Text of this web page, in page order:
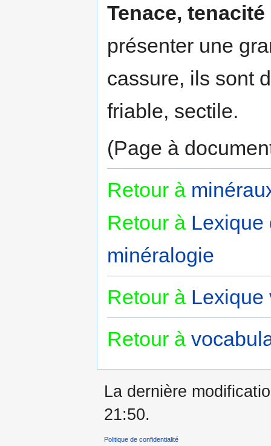
Tenace, tenacité
présenter une
cassure, ils sont
friable, sectile.
(Page à
Retour à
Retour à Lexique
minéralogie
Retour à Lexique
Retour à
La dernière
21:50.
Politique de confidentialité